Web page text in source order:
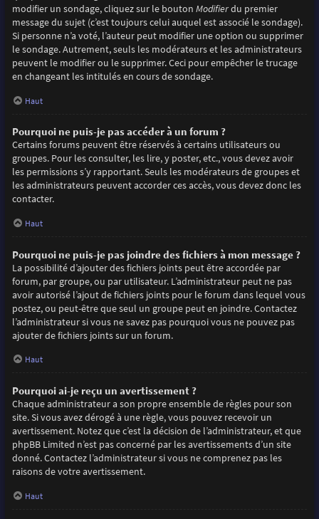
modifier un sondage, cliquez sur le bouton Modifierdu premier
message du sujet (c’est toujours celui auquel est associé le sondage).
Si personne n’a voté, l’auteur peut modifier une option ou supprimer
le sondage. Autrement, seuls les modérateurs et les administrateurs
peuvent le modifier ou le supprimer. Ceci pour empêcher le trucage
en changeant les intitulés en cours de sondage.
Haut
Pourquoi ne puis-je pas accéder à un forum ?
Certains forums peuvent être réservés à certains utilisateurs ou
groupes. Pour les consulter, les lire, y poster, etc., vous devez avoir
les permissions s’y rapportant. Seuls les modérateurs de groupes et
les administrateurs peuvent accorder ces accès, vous devez donc les
contacter.
Haut
Pourquoi ne puis-je pas joindre des fichiers à mon message ?
La possibilité d’ajouter des fichiers joints peut être accordée par
forum, par groupe, ou par utilisateur. L’administrateur peut ne pas
avoir autorisé l’ajout de fichiers joints pour le forum dans lequel vous
postez, ou peut-être que seul un groupe peut en joindre. Contactez
l’administrateur si vous ne savez pas pourquoi vous ne pouvez pas
ajouter de fichiers joints sur un forum.
Haut
Pourquoi ai-je reçu un avertissement ?
Chaque administrateur a son propre ensemble de règles pour son
site. Si vous avez dérogé à une règle, vous pouvez recevoir un
avertissement. Notez que c’est la décision de l’administrateur, et que
phpBB Limited n’est pas concerné par les avertissements d’un site
donné. Contactez l’administrateur si vous ne comprenez pas les
raisons de votre avertissement.
Haut